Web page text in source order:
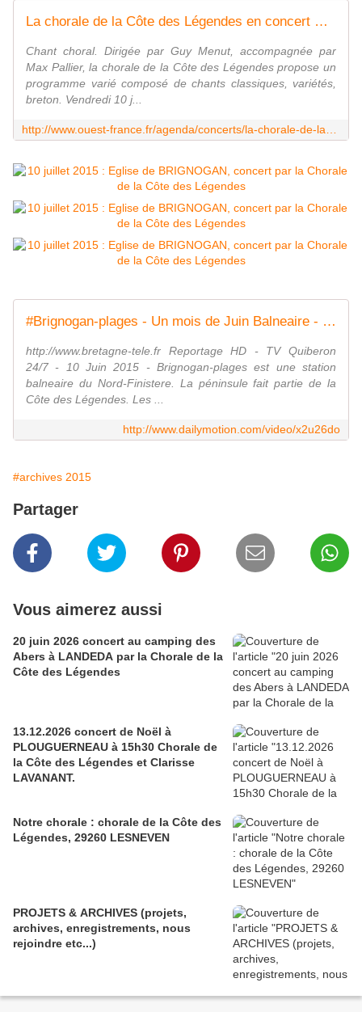
La chorale de la Côte des Légendes en concert Brignogan-Plages Concerts Vendredi 10 juillet 2015, à 21h
Chant choral. Dirigée par Guy Menut, accompagnée par
Max Pallier, la chorale de la Côte des Légendes propose un
programme varié composé de chants classiques, variétés,
breton. Vendredi 10 j...
#Brignogan-plages - Un mois de Juin Balneaire - Bretagne Télé
http://www.bretagne-tele.fr Reportage HD - TV Quiberon
24/7 - 10 Juin 2015 - Brignogan-plages est une station
balneaire du Nord-Finistere. La péninsule fait partie de la
Côte des Légendes. Les ...
http://www.dailymotion.com/video/x2u26do
#archives 2015
Partager
Vous aimerez aussi
20 juin 2026 concert au camping des
Abers à LANDEDA par la Chorale de la
Côte des Légendes
13.12.2026 concert de Noël à
PLOUGUERNEAU à 15h30 Chorale de
la Côte des Légendes et Clarisse
LAVANANT.
Notre chorale : chorale de la Côte des
Légendes, 29260 LESNEVEN
PROJETS & ARCHIVES (projets,
archives, enregistrements, nous
rejoindre etc...)